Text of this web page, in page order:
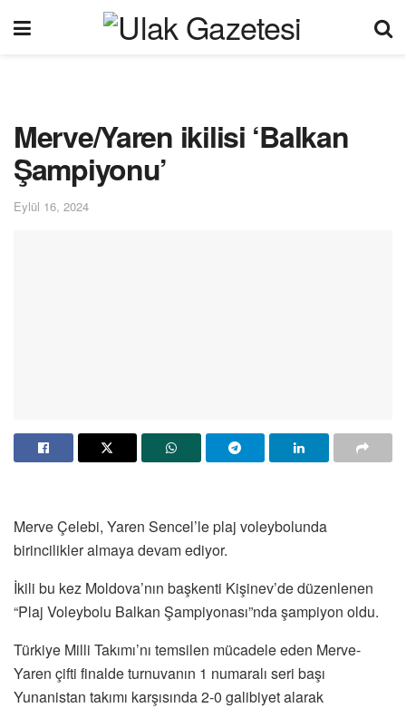
Merve/Yaren ikilisi ‘Balkan
Şampiyonu’
Eylül 16, 2024
Merve Çelebi, Yaren Sencel’le plaj voleybolunda
birincilikler almaya devam ediyor.
İkili bu kez Moldova’nın başkenti Kişinev’de düzenlenen
“Plaj Voleybolu Balkan Şampiyonası”nda şampiyon oldu.
Türkiye Milli Takımı’nı temsilen mücadele eden Merve-
Yaren çifti finalde turnuvanın 1 numaralı seri başı
Yunanistan takımı karşısında 2-0 galibiyet alarak